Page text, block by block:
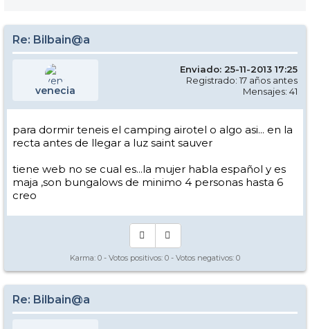
Re: Bilbain@a
venecia
Enviado: 25-11-2013 17:25
Registrado: 17 años antes
Mensajes: 41
para dormir teneis el camping airotel o algo asi... en la
recta antes de llegar a luz saint sauver
tiene web no se cual es...la mujer habla español y es
maja ,son bungalows de minimo 4 personas hasta 6
creo
Karma: 0 - Votos positivos: 0 - Votos negativos: 0
Re: Bilbain@a